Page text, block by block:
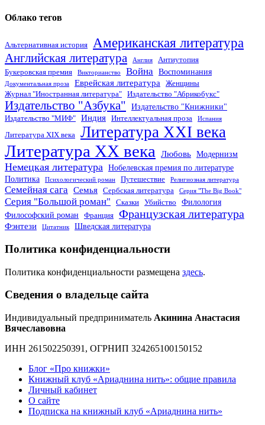
Облако тегов
Альтернативная история Американская литература
Английская литература Англия
Антиутопия
Букеровская премия
Викторианство Война Воспоминания
Документальная проза Еврейская литература
Женщины
Журнал "Иностранная литература"
Издательство "Абрикобукс"
Издательство "Азбука" Издательство "Книжники"
Издательство "МИФ" Индия Интеллектуальная проза Испания
Литература XIX века Литература XXI века
Литература XX века Любовь Модернизм
Немецкая литература Нобелевская премия по литературе
Политика
Психологический роман Путешествие Религиозная литература
Семейная сага Семья Сербская литература Серия "The Big Book"
Серия "Большой роман" Сказки Убийство
Филология
Философский роман
Франция Французская литература
Фэнтези Цитатник Шведская литература
Политика конфиденциальности
Политика конфиденциальности размещена здесь.
Сведения о владельце сайта
Индивидуальный предприниматель Акинина Анастасия
Вячеславовна
ИНН 261502250391, ОГРНИП 324265100150152
Блог «Про книжки»
Книжный клуб «Ариаднина нить»: общие правила
Личный кабинет
О сайте
Подписка на книжный клуб «Ариаднина нить»